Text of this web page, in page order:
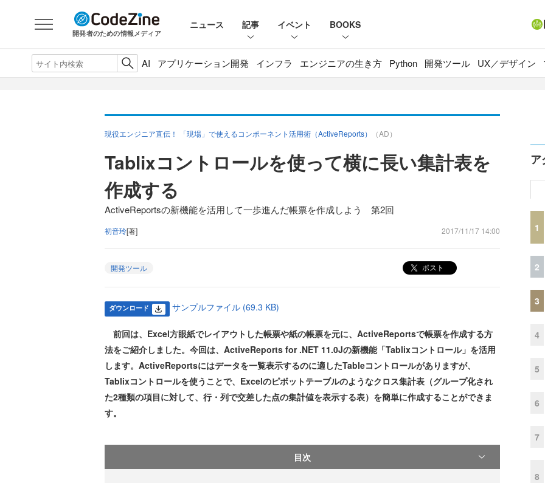
開発者のための情報メディア
ニュース 記事 イベント BOOKS
AI アプリケーション開発 インフラ エンジニアの生き方 Python 開発ツール UX／デザイン
現役エンジニア直伝！ 「現場」で使えるコンポーネント活用術（ActiveReports） （AD）
Tablixコントロールを使って横に長い集計表を
作成する
ActiveReportsの新機能を活用して一歩進んだ帳票を作成しよう 第2回
初音玲[著] 2017/11/17 14:00
開発ツール ポスト
ダウンロード サンプルファイル (69.3 KB)
前回は、Excel方眼紙でレイアウトした帳票や紙の帳票を元に、ActiveReportsで帳票を作成する方
法をご紹介しました。今回は、ActiveReports for .NET 11.0Jの新機能「Tablixコントロール」を活用
します。ActiveReportsにはデータを一覧表示するのに適したTableコントロールがありますが、
Tablixコントロールを使うことで、Excelのピボットテーブルのようなクロス集計表（グループ化され
た2種類の項目に対して、行・列で交差した点の集計値を表示する表）を簡単に作成することができま
す。
目次
ア
1
2
3
4
5
6
7
8